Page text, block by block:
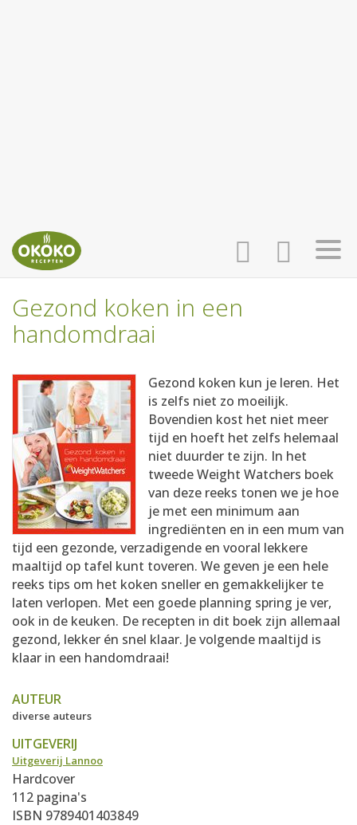
INLOGGEN
AANMELDEN
HOME
RECEPTEN
WEEKMENU'S
KOOKBOEKEN
Gezond koken in een
handomdraai
Gezond koken kun je leren. Het
is zelfs niet zo moeilijk.
Bovendien kost het niet meer
tijd en hoeft het zelfs helemaal
niet duurder te zijn. In het
tweede Weight Watchers boek
van deze reeks tonen we je hoe
je met een minimum aan
ingrediënten en in een mum van
tijd een gezonde, verzadigende en vooral lekkere
maaltijd op tafel kunt toveren. We geven je een hele
reeks tips om het koken sneller en gemakkelijker te
laten verlopen. Met een goede planning spring je ver,
ook in de keuken. De recepten in dit boek zijn allemaal
gezond, lekker én snel klaar. Je volgende maaltijd is
klaar in een handomdraai!
AUTEUR
diverse auteurs
UITGEVERIJ
Uitgeverij Lannoo
Hardcover
112 pagina's
ISBN 9789401403849